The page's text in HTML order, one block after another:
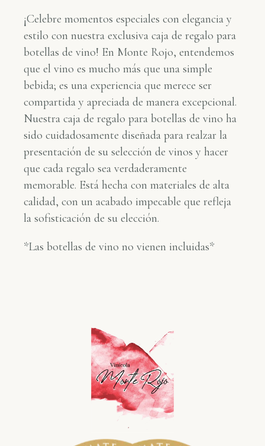
¡Celebre momentos especiales con elegancia y
estilo con nuestra exclusiva caja de regalo para
botellas de vino! En Monte Rojo, entendemos
que el vino es mucho más que una simple
bebida; es una experiencia que merece ser
compartida y apreciada de manera excepcional.
Nuestra caja de regalo para botellas de vino ha
sido cuidadosamente diseñada para realzar la
presentación de su selección de vinos y hacer
que cada regalo sea verdaderamente
memorable. Está hecha con materiales de alta
calidad, con un acabado impecable que refleja
la sofisticación de su elección.
*Las botellas de vino no vienen incluidas*